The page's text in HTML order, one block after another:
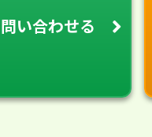
問い合わせる